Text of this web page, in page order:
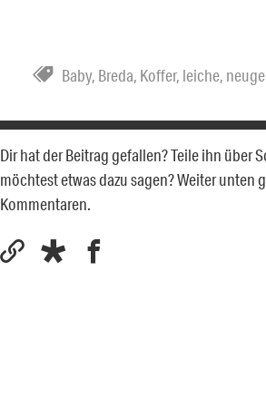
Baby, Breda, Koffer, leiche,
Dir hat der Beitrag gefallen? Teile ihn über
möchtest etwas dazu sagen? Weiter unten
Kommentaren.